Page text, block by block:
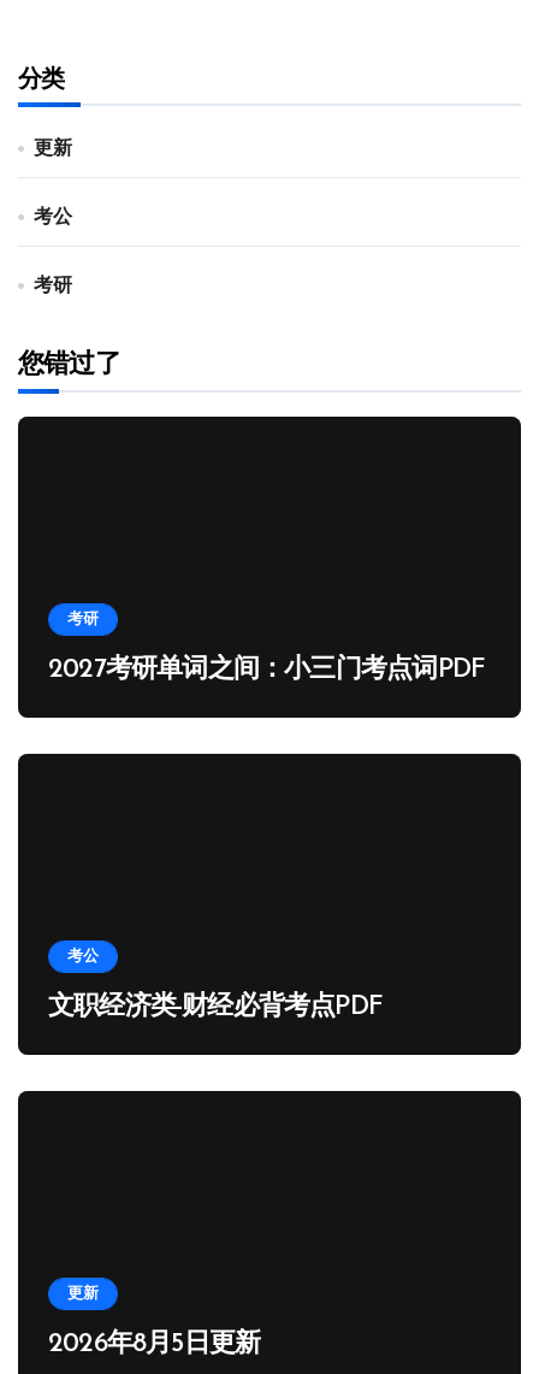
分类
更新
考公
考研
您错过了
考研
2027考研单词之间：小三门考点词PDF
考公
文职经济类-财经必背考点PDF
更新
2026年8月5日更新